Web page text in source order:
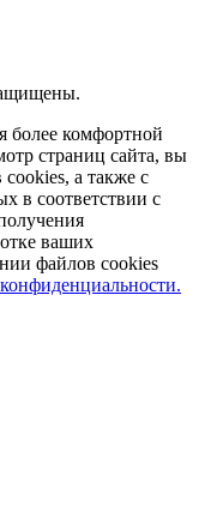
более комфортной
страниц сайта, вы
cookies, а также с
в соответствии с
ваших
файлов cookies